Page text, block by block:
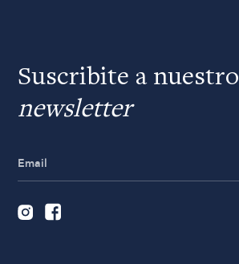
Suscribite a nuestro
newsletter